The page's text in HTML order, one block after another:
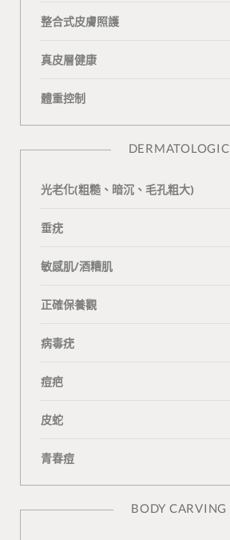
整合式皮膚照護
真皮層健康
體重控制
DERMATOLOGIC
光老化(粗糙、暗沉、毛孔粗大)
垂疣
敏感肌/酒糟肌
正確保養觀
病毒疣
痘疤
皮蛇
青春痘
BODY CARVING